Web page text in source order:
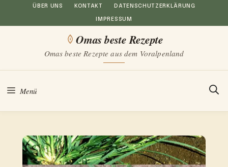
Inhalt
ÜBER UNS KONTAKT DATENSCHUTZERKLÄRUNG
IMPRESSUM
Omas beste Rezepte
Omas beste Rezepte aus dem Voralpenland
Menü